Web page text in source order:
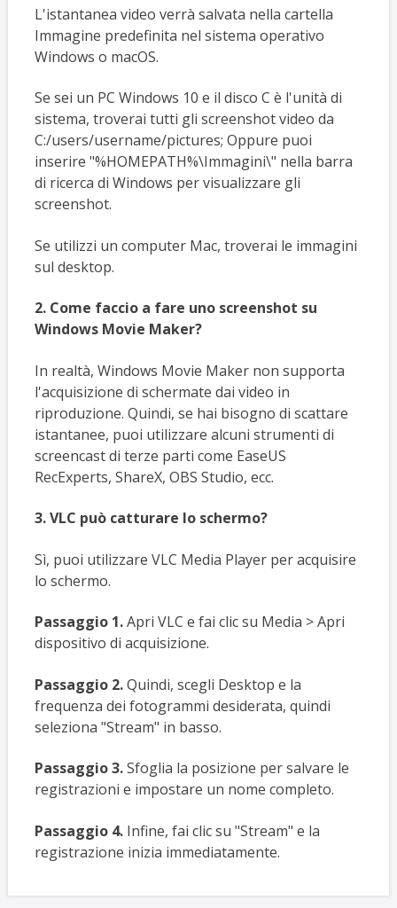
L'istantanea video verrà salvata nella cartella
Immagine predefinita nel sistema operativo
Windows o macOS.
Se sei un PC Windows 10 e il disco C è l'unità di
sistema, troverai tutti gli screenshot video da
C:/users/username/pictures; Oppure puoi
inserire "%HOMEPATH%\Immagini\" nella barra
di ricerca di Windows per visualizzare gli
screenshot.
Se utilizzi un computer Mac, troverai le immagini
sul desktop.
2. Come faccio a fare uno screenshot su
Windows Movie Maker?
In realtà, Windows Movie Maker non supporta
l'acquisizione di schermate dai video in
riproduzione. Quindi, se hai bisogno di scattare
istantanee, puoi utilizzare alcuni strumenti di
screencast di terze parti come EaseUS
RecExperts, ShareX, OBS Studio, ecc.
3. VLC può catturare lo schermo?
Sì, puoi utilizzare VLC Media Player per acquisire
lo schermo.
Passaggio 1.Apri VLC e fai clic su Media > Apri
dispositivo di acquisizione.
Passaggio 2.Quindi, scegli Desktop e la
frequenza dei fotogrammi desiderata, quindi
seleziona "Stream" in basso.
Passaggio 3.Sfoglia la posizione per salvare le
registrazioni e impostare un nome completo.
Passaggio 4.Infine, fai clic su "Stream" e la
registrazione inizia immediatamente.